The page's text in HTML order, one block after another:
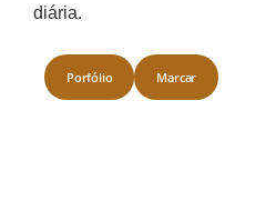
diária.
Porfólio Marcar